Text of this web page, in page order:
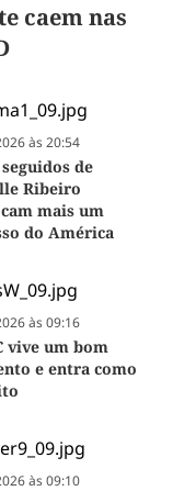
caem nas
às 20:54
de
Ribeiro
mais um
do América
às 09:16
vive um bom
e entra como
às 09:10